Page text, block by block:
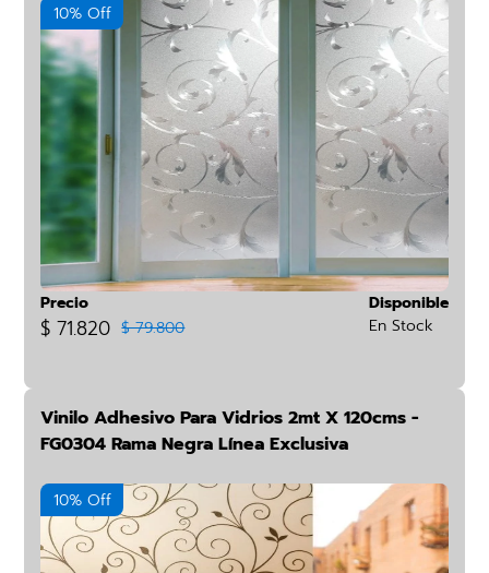
10% Off
Precio
$ 71.820 $ 79.800
Disponible
En Stock
Vinilo Adhesivo Para Vidrios 2mt X 120cms -
FG0304 Rama Negra Línea Exclusiva
10% Off